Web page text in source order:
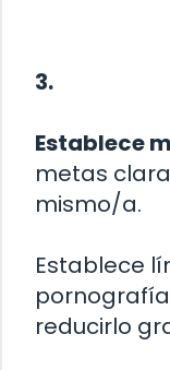
3.
Establece
metas
mismo/a.
Establece
reducirlo